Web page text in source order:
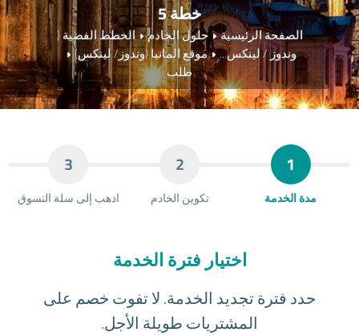
خطة 5
الصفحة الرئيسية حلول الخادم
الخطط الفضية (
وندوز / لينكس...
موقع المانيا (وندوز/ لينكس)
طلب
1
مدة الخدمة
2
تكوين الخادم
3
اذهب إلى سلة التسوق
اختيار فترة الخدمة
حدد فترة تجديد الخدمة. لا تفوت خصم على
المشتريات طويلة الأجل.